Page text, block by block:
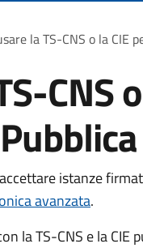
la TS-CNS o la
CNS
istanze
avanzata.
la TS-CNS e la CIE